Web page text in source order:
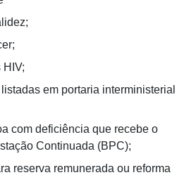
HIV;
em portaria interministerial
com deficiência que recebe o
Continuada (BPC);
reserva remunerada ou reforma